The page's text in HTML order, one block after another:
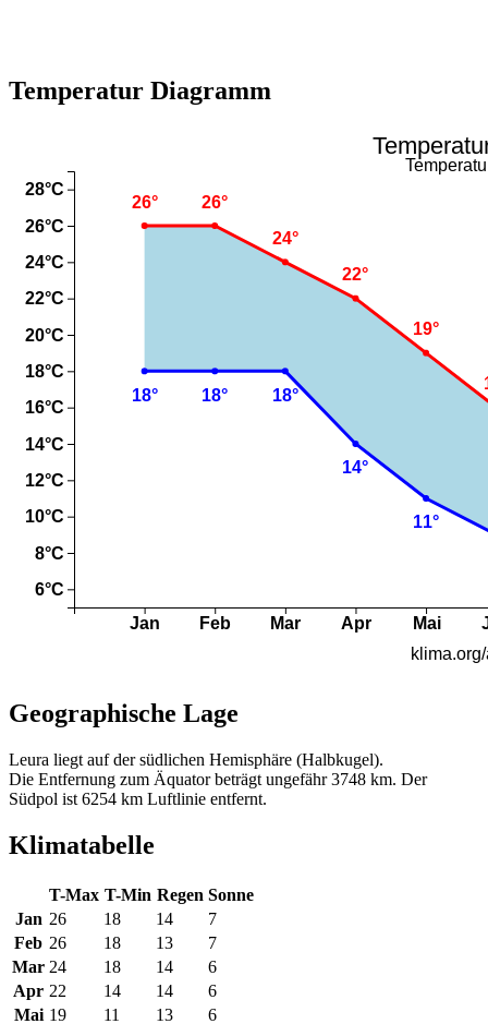
Temperatur Diagramm
Geographische Lage
Leura liegt auf der südlichen Hemisphäre (Halbkugel).
Die Entfernung zum Äquator beträgt ungefähr 3748 km. Der
Südpol ist 6254 km Luftlinie entfernt.
Klimatabelle
T-Max T-Min Regen Sonne
Jan 26 18 14
7
Feb 26 18 13
7
Mar 24 18 14
6
Apr 22 14 14
6
Mai 19 11 13 6